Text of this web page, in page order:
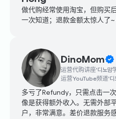
一次知道；退款金额太惊人了
运营代购讲座'디노맘
运营YouTube频道'디
多亏了Refundy，只需点击一
像是获得额外收入。无需外部
户，非常满意。差价退款服务
续使用的！